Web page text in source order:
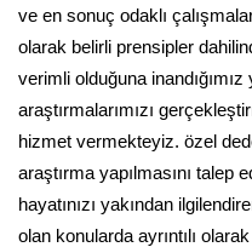
ve en sonuç odaklı
olarak belirli prensipler
verimli olduğuna
araştırmalarımızı
hizmet vermekteyiz. özel
araştırma yapılmasını talep
hayatınızı yakından
olan konularda ayrıntılı